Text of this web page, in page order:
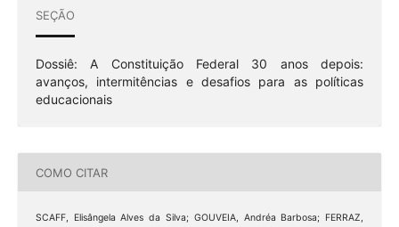
SEÇÃO
Dossiê: A Constituição Federal 30 anos depois:
avanços, intermitências e desafios para as políticas
educacionais
COMO CITAR
SCAFF, Elisângela Alves da Silva; GOUVEIA, Andréa Barbosa; FERRAZ,